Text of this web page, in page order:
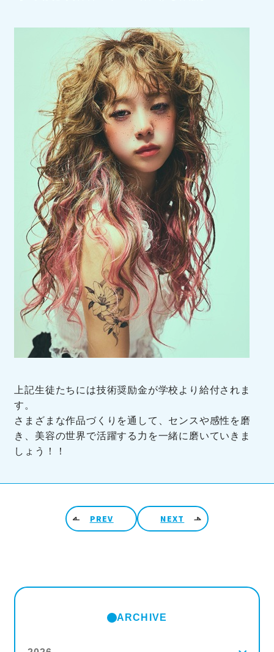
上記生徒たちには技術奨励金が学校より給付されま
す。
さまざまな作品づくりを通して、センスや感性を磨
き、美容の世界で活躍する力を一緒に磨いていきま
しょう！！
投稿ナビゲーションPREV NEXT
ARCHIVE